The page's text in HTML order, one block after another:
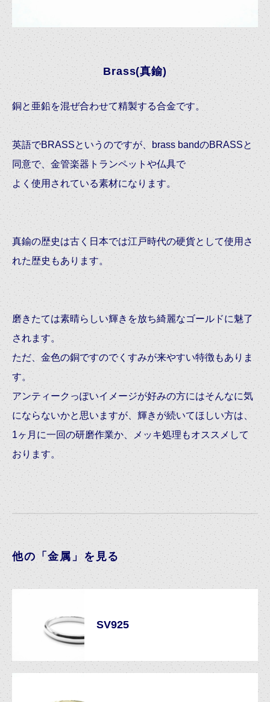
Brass(真鍮)
銅と亜鉛を混ぜ合わせて精製する合金です。
英語でBRASSというのですが、brass bandのBRASSと
同意で、金管楽器トランペットや仏具で
よく使用されている素材になります。
真鍮の歴史は古く日本では江戸時代の硬貨として使用さ
れた歴史もあります。
磨きたては素晴らしい輝きを放ち綺麗なゴールドに魅了
されます。
ただ、金色の銅ですのでくすみが来やすい特徴もありま
す。
アンティークっぽいイメージが好みの方にはそんなに気
にならないかと思いますが、輝きが続いてほしい方は、
1ヶ月に一回の研磨作業か、メッキ処理もオススメして
おります。
他の「金属」を見る
SV925